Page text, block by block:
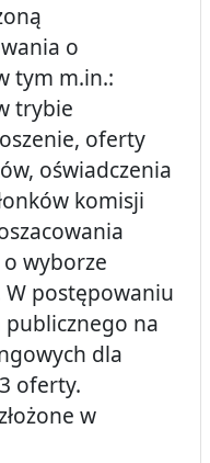
o
tym m.in.:
trybie
oferty
oświadczenia
komisji
wyborze
postępowaniu
na
dla
oferty.
w